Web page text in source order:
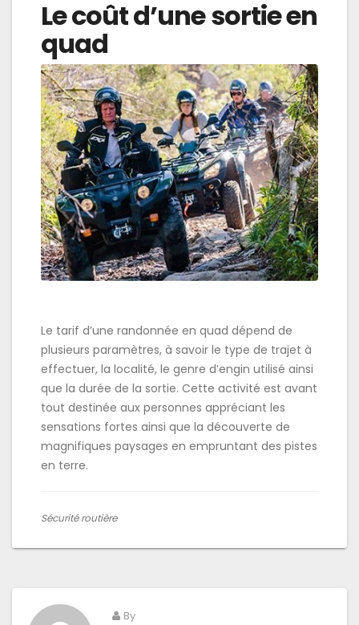
Le coût d’une sortie en
quad
Le tarif d’une randonnée en quad dépend de
plusieurs paramètres, à savoir le type de trajet à
effectuer, la localité, le genre d’engin utilisé ainsi
que la durée de la sortie. Cette activité est avant
tout destinée aux personnes appréciant les
sensations fortes ainsi que la découverte de
magnifiques paysages en empruntant des pistes
en terre.
Sécurité routière
By